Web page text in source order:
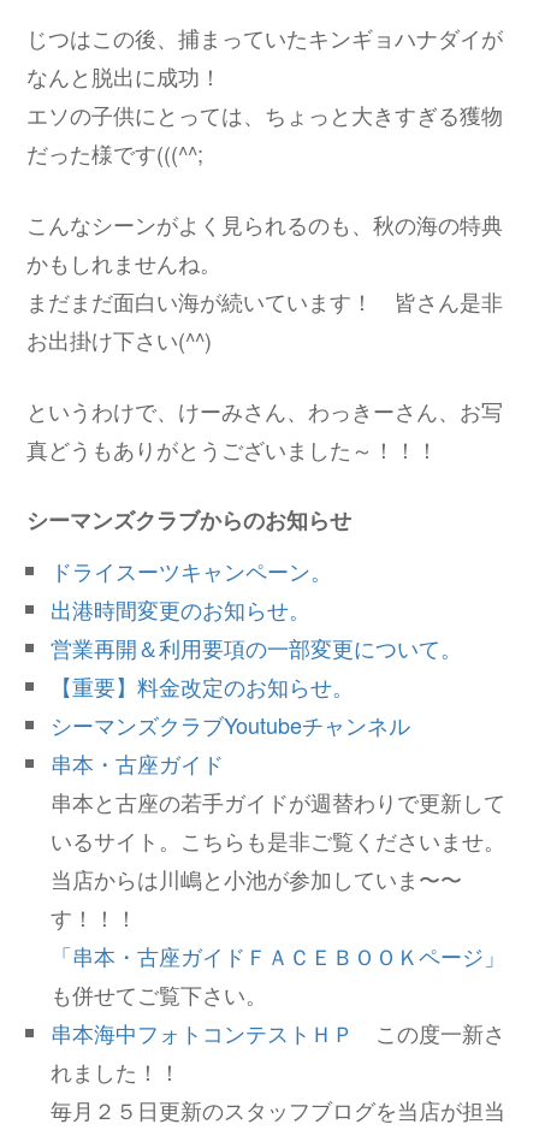
じつはこの後、捕まっていたキンギョハナダイが
なんと脱出に成功！
エソの子供にとっては、ちょっと大きすぎる獲物
だった様です(((^^;
こんなシーンがよく見られるのも、秋の海の特典
かもしれませんね。
まだまだ面白い海が続いています！ 皆さん是非
お出掛け下さい(^^)
というわけで、けーみさん、わっきーさん、お写
真どうもありがとうございました～！！！
シーマンズクラブからのお知らせ
ドライスーツキャンペーン。
出港時間変更のお知らせ。
営業再開＆利用要項の一部変更について。
【重要】料金改定のお知らせ。
シーマンズクラブYoutubeチャンネル
串本・古座ガイド
串本と古座の若手ガイドが週替わりで更新して
いるサイト。こちらも是非ご覧くださいませ。
当店からは川嶋と小池が参加していま〜〜
す！！！
「串本・古座ガイドＦＡＣＥＢＯＯＫページ」
も併せてご覧下さい。
串本海中フォトコンテストＨＰ
この度一新さ
れました！！
毎月２５日更新のスタッフブログを当店が担当